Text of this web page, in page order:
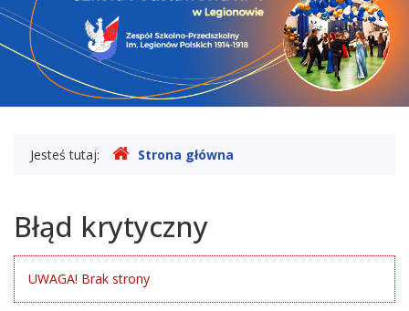
Gdzie
Jesteś tutaj: Strona główna
Błąd krytyczny
UWAGA! Brak strony